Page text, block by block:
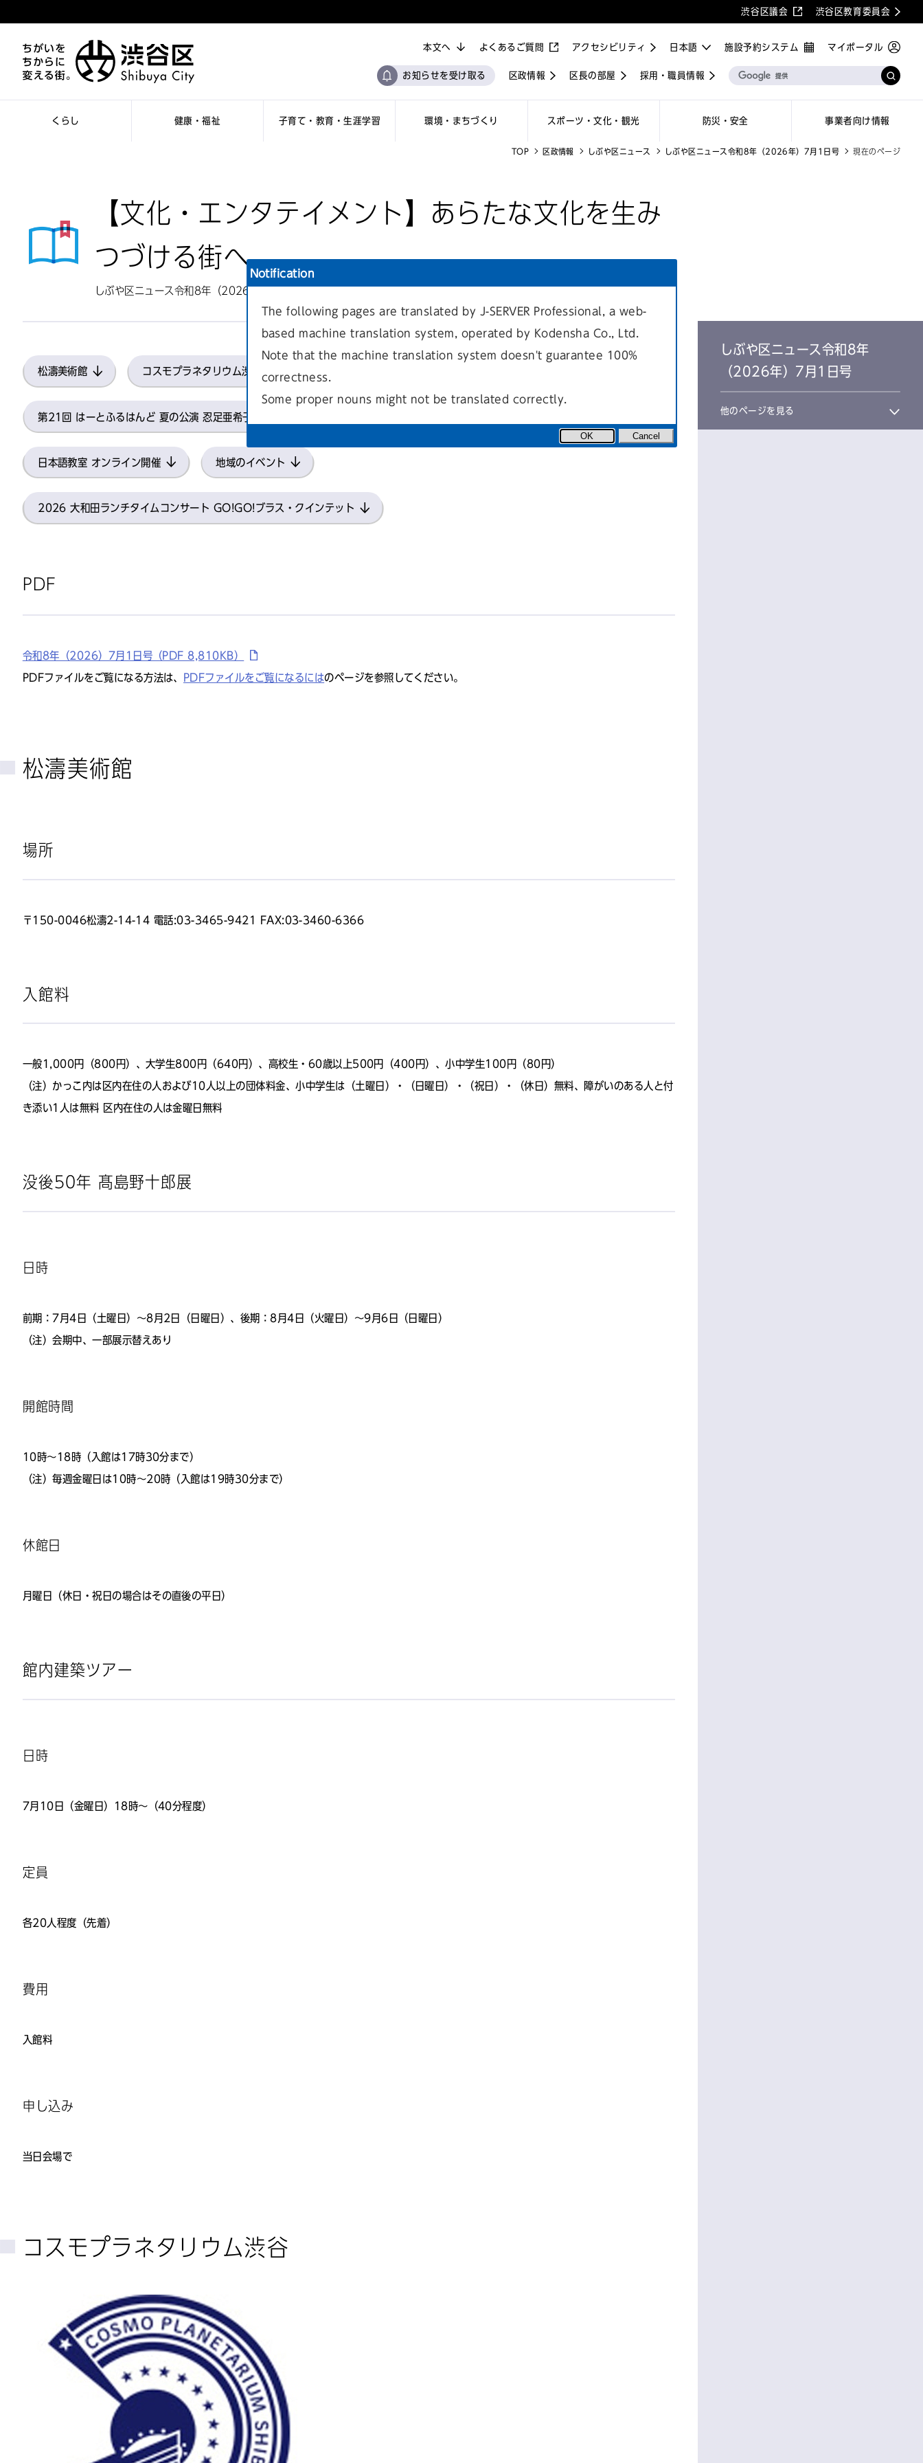
渋谷区議会 渋谷区教育委員会
くらし 健康・福祉 子育て・教育・生涯学習 環境・まちづくり スポーツ・文化・観光 防災・安全 事業者向け情報
マイポータル
施設予約システム
区政情報 区長の部屋 採用・職員情報
本文へ よくあるご質問 アクセシビリティ
お知らせを受け取る
TOP 区政情報 しぶや区ニュース しぶや区ニュース令和8年（2026年）7月1日号 現在のページ
【文化・エンタテイメント】あらたな文化を生み
つづける街へ。
しぶや区ニュース令和8年（2026年）7月1日号
松濤美術館 コスモプラネタリウム渋谷
第21回 はーとふるはんど 夏の公演 忍足亜希子トークショー「俳優になって感じた、映画の世界」
日本語教室 オンライン開催 地域のイベント
2026 大和田ランチタイムコンサート GO!GO!ブラス・クインテット
PDF
令和8年（2026）7月1日号（PDF 8,810KB）
PDFファイルをご覧になる方法は、 PDFファイルをご覧になるにはのページを参照してください。
松濤美術館
場所
〒150-0046松濤2-14-14 電話:03-3465-9421 FAX:03-3460-6366
入館料
一般1,000円（800円）、大学生800円（640円）、高校生・60歳以上500円（400円）、小中学生100円（80円）
（注）かっこ内は区内在住の人および10人以上の団体料金、小中学生は（土曜日）・（日曜日）・（祝日）・（休日）無料、障がいのある人と付
き添い1人は無料 区内在住の人は金曜日無料
没後50年 髙島野十郎展
日時
前期：7月4日（土曜日）～8月2日（日曜日）、後期：8月4日（火曜日）～9月6日（日曜日）
（注）会期中、一部展示替えあり
開館時間
10時～18時（入館は17時30分まで）
（注）毎週金曜日は10時～20時（入館は19時30分まで）
休館日
月曜日（休日・祝日の場合はその直後の平日）
館内建築ツアー
日時
7月10日（金曜日）18時～（40分程度）
定員
各20人程度（先着）
費用
入館料
申し込み
当日会場で
コスモプラネタリウム渋谷
しぶや区ニュース令和8年
（2026年）7月1日号
他のページを見る
Notification
The following pages are translated by J-SERVER Professional, a web-
based machine translation system, operated by Kodensha Co., Ltd.
Note that the machine translation system doesn't guarantee 100%
correctness.
Some proper nouns might not be translated correctly.
OK Cancel